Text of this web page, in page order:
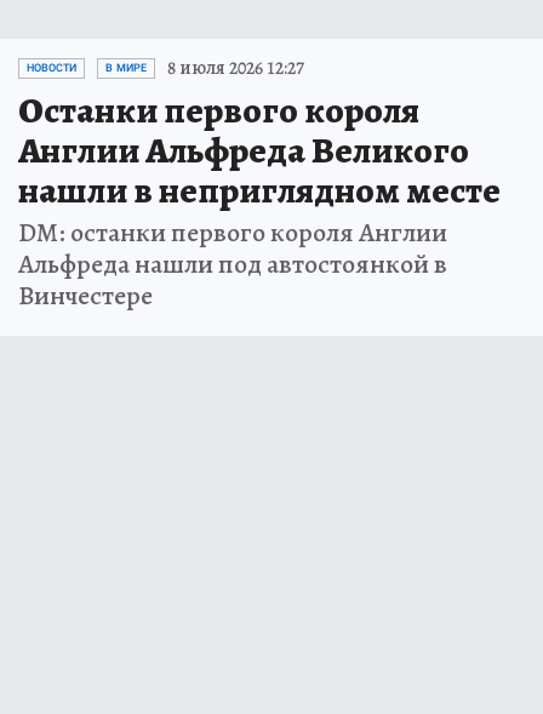
НОВОСТИ В МИРЕ 8 июля 2026 12:27
Останки первого короля
Англии Альфреда Великого
нашли в неприглядном месте
DM: останки первого короля Англии
Альфреда нашли под автостоянкой в
Винчестере